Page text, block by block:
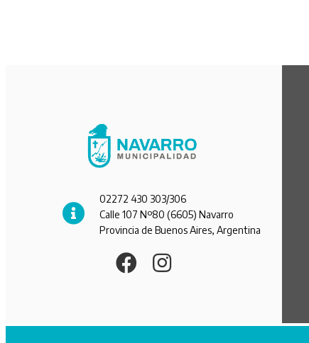
02272 430 303/306
Calle 107 Nº80 (6605) Navarro
Provincia de Buenos Aires, Argentina